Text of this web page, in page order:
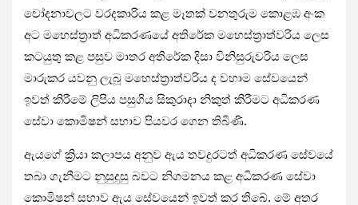
චෝදනාවලට වරදකාරිය කළ මෑතක් වනතුරුම කොළඹ අංක
අට මහෙස්ත්‍රාත් අධිකරණයේ අතිරේක මහෙස්ත්‍රාත්වරිය ලෙස
කටයුතු කළ පසුව මාතර අතිරේක දිසා විනිසුරුවරිය ලෙස
මාරුකර යවනු ලැබූ මහෙස්ත්‍රාත්වරිය ද වහාම සේවයෙන්
ඉවත් කිරීමේ ලිපිය පසුගිය සිකුරාදා නිකුත් කිරීමට අධිකරණ
සේවා කොමිෂන් සභාව පියවර ගෙන තිබිණි.
ඇයගේ ක්‍රියා කලාපය අනුව ඇය තවදුරටත් අධිකරණ සේවයේ
තබා ගැනීමට නුසුදුසු බවට නිගමනය කළ අධිකරණ සේවා
කොමිෂන් සභාව ඇය සේවයෙන් ඉවත් කර තිබේ. මේ අතර